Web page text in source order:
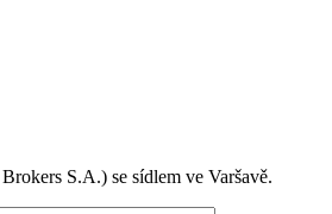
S.A.) se sídlem ve Varšavě.